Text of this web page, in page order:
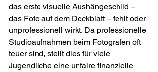
das erste visuelle Aushängeschild –
das Foto auf dem Deckblatt – fehlt oder
unprofessionell wirkt. Da professionelle
Studioaufnahmen beim Fotografen oft
teuer sind, stellt dies für viele
Jugendliche eine unfaire finanzielle